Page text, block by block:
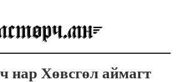
нар Хөвсгөл аймагт